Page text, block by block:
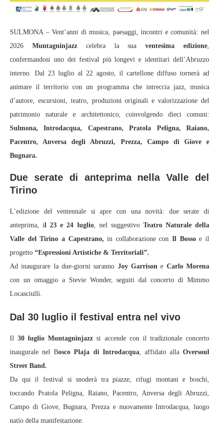
SULMONA – Vent’anni di musica, paesaggi, incontri e comunità: nel
2026 Muntagninjazzcelebra la suaventesima edizione,
confermandosi uno dei festival più longevi e identitari dell’Abruzzo
interno. Dal 23 luglio al 22 agosto, il cartellone diffuso tornerà ad
animare il territorio con un programma che intreccia jazz, musica
d’autore, escursioni, teatro, produzioni originali e valorizzazione del
patrimonio naturale e architettonico, coinvolgendo dieci comuni:
Sulmona, Introdacqua, Capestrano, Pratola Peligna, Raiano,
Pacentro, Anversa degli Abruzzi, Prezza, Campo di Giove e
Bugnara.
Due serate di anteprima nella Valle del
Tirino
L’edizione del ventennale si apre con una novità: due serate di
anteprima, il 23 e 24 luglio, nel suggestivo Teatro Naturale della
Valle del Tirino a Capestrano, in collaborazione conIl Bossoe il
progetto “Espressioni Artistiche & Territoriali”.
Ad inaugurare la due-giorni saranno Joy Garrison e Carlo Morena
con un omaggio a Stevie Wonder, seguiti dal concerto di Mimmo
Locasciulli.
Dal 30 luglio il festival entra nel vivo
Il30 luglio Muntagninjazz si accende con il tradizionale concerto
inaugurale nel Bosco Plaja di Introdacqua, affidato alla Oversoul
Street Band.
Da qui il festival si snoderà tra piazze, rifugi montani e boschi,
toccando Pratola Peligna, Raiano, Pacentro, Anversa degli Abruzzi,
Campo di Giove, Bugnara, Prezza e nuovamente Introdacqua, luogo
natìo della manifestazione.